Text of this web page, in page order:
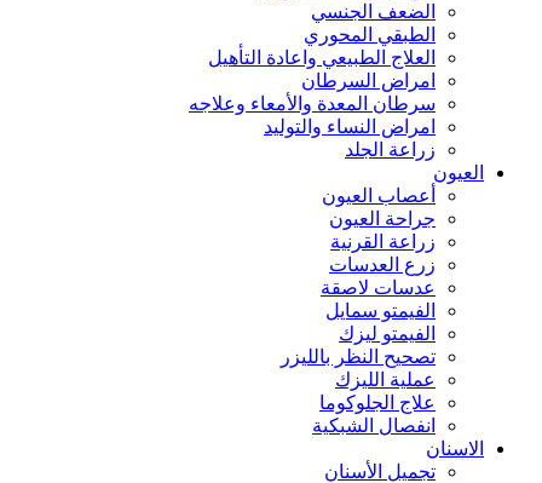
الضعف الجنسي
الطبقي المحوري
العلاج الطبيعي واعادة التأهيل
امراض السرطان
سرطان المعدة والأمعاء وعلاجه
امراض النساء والتوليد
زراعة الجلد
العيون
أعصاب العيون
جراحة العيون
زراعة القرنية
زرع العدسات
عدسات لاصقة
الفيمتو سمايل
الفيمتو ليزك
تصحيح النظر بالليزر
عملية الليزك
علاج الجلوكوما
انفصال الشبكية
الاسنان
تجميل الأسنان